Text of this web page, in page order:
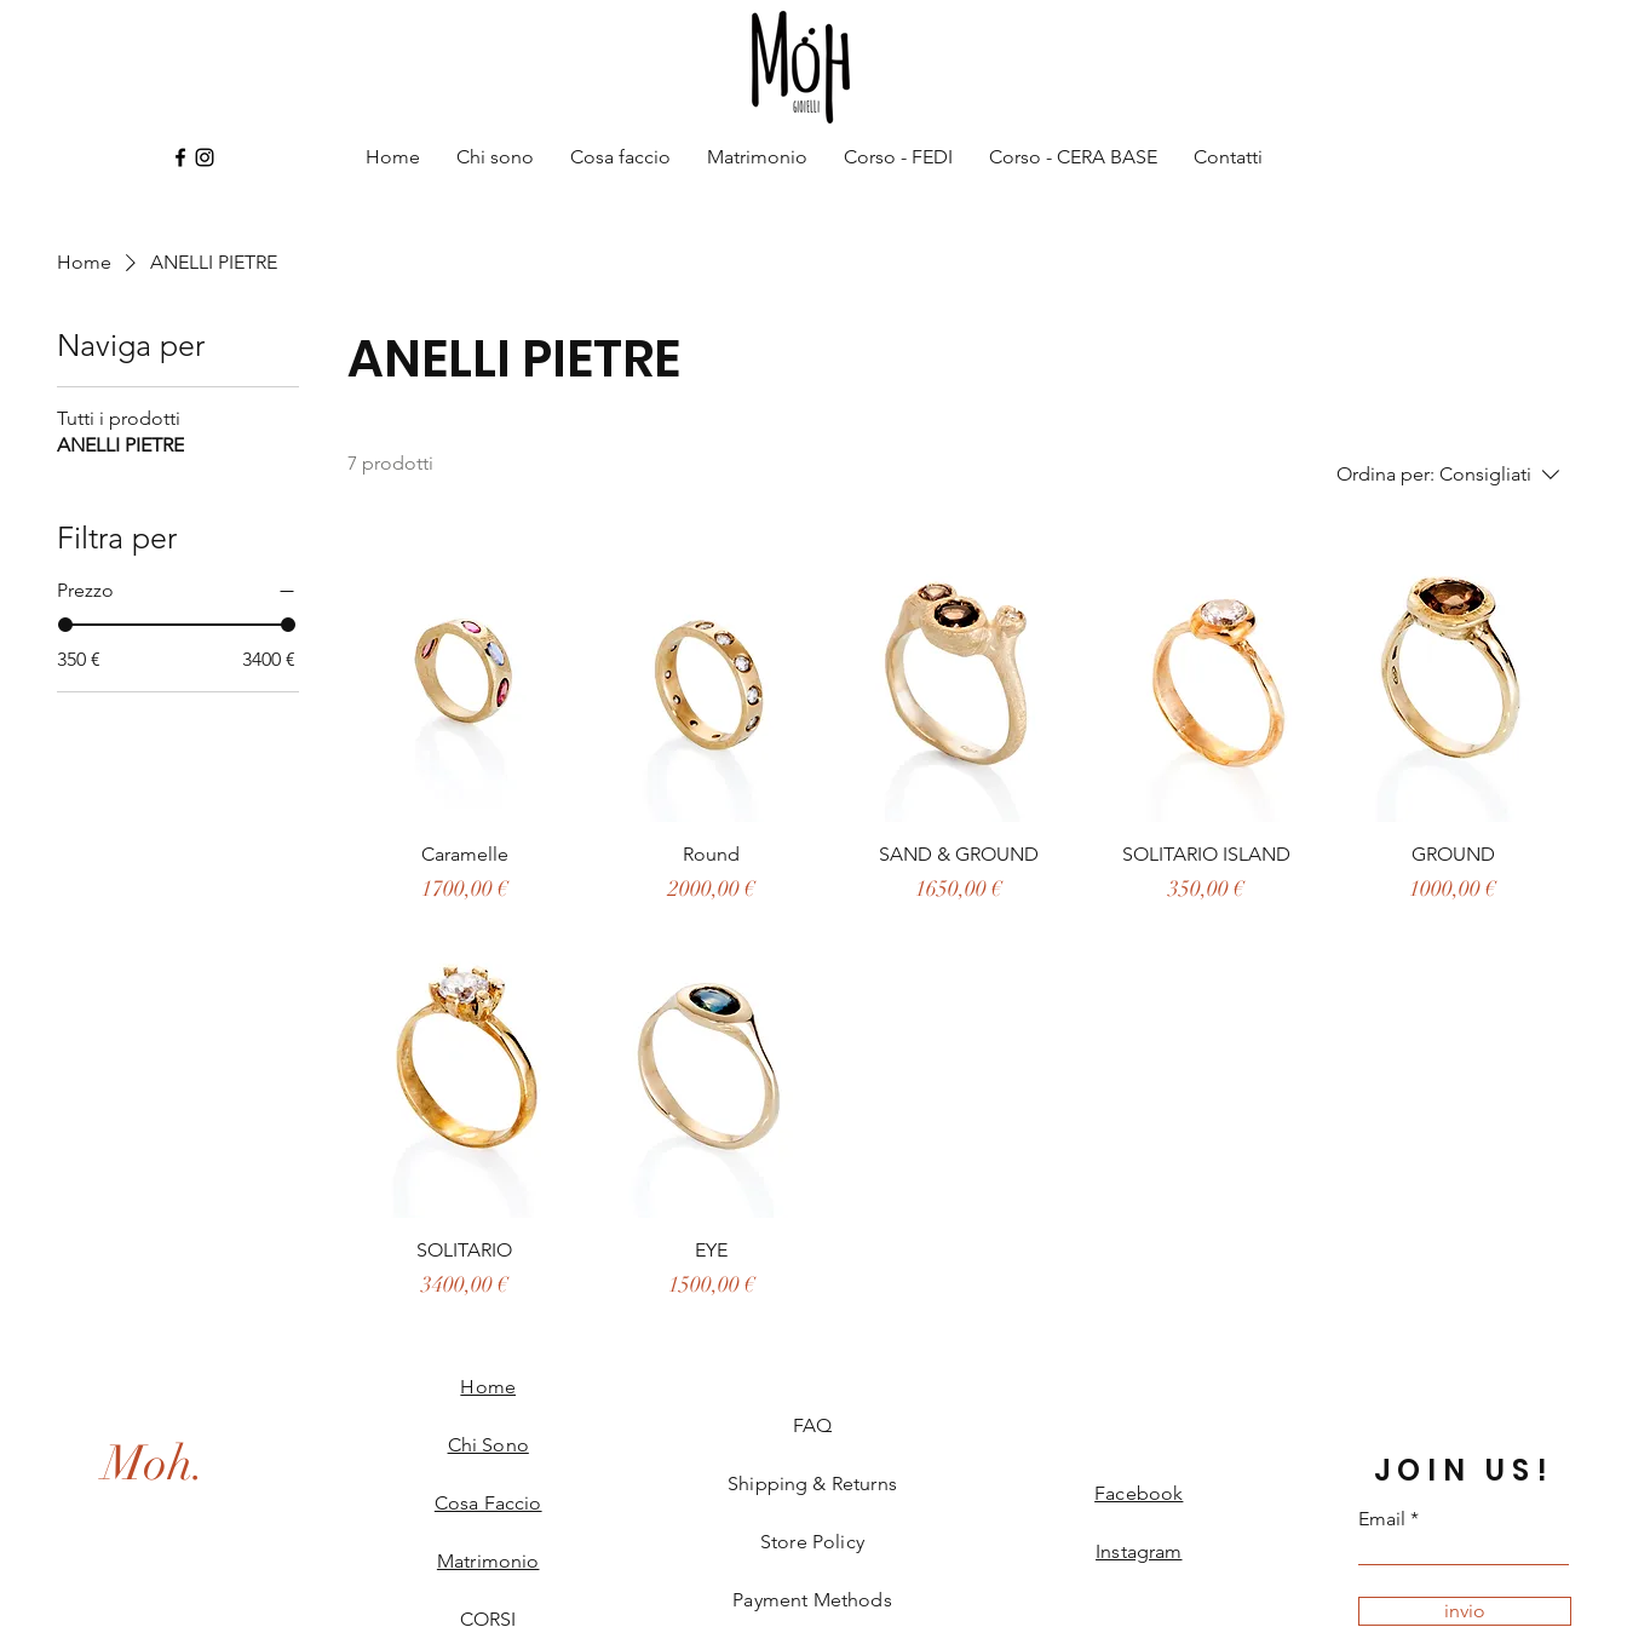
Home Chi sono Cosa faccio Matrimonio Corso - FEDI Corso - CERA BASE Contatti
Home ANELLI PIETRE
Naviga per
Tutti i prodotti
ANELLI PIETRE
Filtra per
Prezzo
350 € 3400 €
ANELLI PIETRE
7 prodotti Ordina per: Consigliati
Caramelle
Prezzo
1700,00 €
Round
Prezzo
2000,00 €
SAND & GROUND
Prezzo
1650,00 €
SOLITARIO ISLAND
Prezzo
350,00 €
GROUND
Prezzo
1000,00 €
SOLITARIO
Prezzo
3400,00 €
EYE
Prezzo
1500,00 €
Moh.
Home
Chi Sono
Cosa Faccio
Matrimonio
CORSI
FAQ
Shipping & Returns
Store Policy
Payment Methods
Facebook
Instagram
JOIN US!
Email
invio